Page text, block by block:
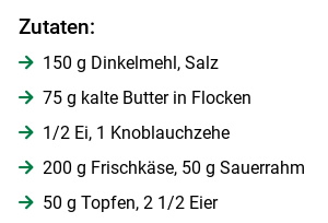
Skip to main content
Zutaten:
150 g Dinkelmehl, Salz
75 g kalte Butter in Flocken
1/2 Ei, 1 Knoblauchzehe
200 g Frischkäse, 50 g Sauerrahm
50 g Topfen, 2 1/2 Eier